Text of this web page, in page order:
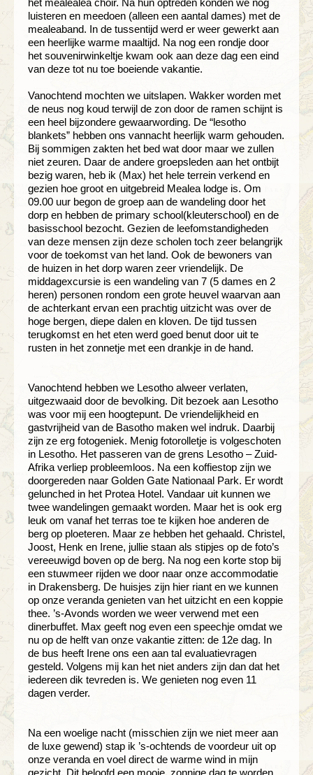
luisteren en meedoen (alleen een aantal dames) met de
mealeaband. In de tussentijd werd er weer gewerkt aan
een heerlijke warme maaltijd. Na nog een rondje door
het souvenirwinkeltje kwam ook aan deze dag een eind
van deze tot nu toe boeiende vakantie.
Vanochtend mochten we uitslapen. Wakker worden met
de neus nog koud terwijl de zon door de ramen schijnt is
een heel bijzondere gewaarwording. De “lesotho
blankets” hebben ons vannacht heerlijk warm gehouden.
Bij sommigen zakten het bed wat door maar we zullen
niet zeuren. Daar de andere groepsleden aan het ontbijt
bezig waren, heb ik (Max) het hele terrein verkend en
gezien hoe groot en uitgebreid Mealea lodge is. Om
09.00 uur begon de groep aan de wandeling door het
dorp en hebben de primary school(kleuterschool) en de
basisschool bezocht. Gezien de leefomstandigheden
van deze mensen zijn deze scholen toch zeer belangrijk
voor de toekomst van het land. Ook de bewoners van
de huizen in het dorp waren zeer vriendelijk. De
middagexcursie is een wandeling van 7 (5 dames en 2
heren) personen rondom een grote heuvel waarvan aan
de achterkant ervan een prachtig uitzicht was over de
hoge bergen, diepe dalen en kloven. De tijd tussen
terugkomst en het eten werd goed benut door uit te
rusten in het zonnetje met een drankje in de hand.
Vanochtend hebben we Lesotho alweer verlaten,
uitgezwaaid door de bevolking. Dit bezoek aan Lesotho
was voor mij een hoogtepunt. De vriendelijkheid en
gastvrijheid van de Basotho maken wel indruk. Daarbij
zijn ze erg fotogeniek. Menig fotorolletje is volgeschoten
in Lesotho. Het passeren van de grens Lesotho – Zuid-
Afrika verliep probleemloos. Na een koffiestop zijn we
doorgereden naar Golden Gate Nationaal Park. Er wordt
gelunched in het Protea Hotel. Vandaar uit kunnen we
twee wandelingen gemaakt worden. Maar het is ook erg
leuk om vanaf het terras toe te kijken hoe anderen de
berg op ploeteren. Maar ze hebben het gehaald. Christel,
Joost, Henk en Irene, jullie staan als stipjes op de foto’s
vereeuwigd boven op de berg. Na nog een korte stop bij
een stuwmeer rijden we door naar onze accommodatie
in Drakensberg. De huisjes zijn hier riant en we kunnen
op onze veranda genieten van het uitzicht en een koppie
thee. ’s-Avonds worden we weer verwend met een
dinerbuffet. Max geeft nog even een speechje omdat we
nu op de helft van onze vakantie zitten: de 12e dag. In
de bus heeft Irene ons een aan tal evaluatievragen
gesteld. Volgens mij kan het niet anders zijn dan dat het
iedereen dik tevreden is. We genieten nog even 11
dagen verder.
Na een woelige nacht (misschien zijn we niet meer aan
de luxe gewend) stap ik ’s-ochtends de voordeur uit op
onze veranda en voel direct de warme wind in mijn
gezicht. Dit beloofd een mooie, zonnige dag te worden